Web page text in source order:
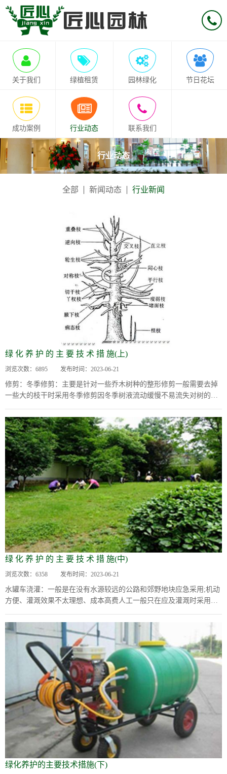
关于我们 绿植租赁 园林绿化 节日花坛
成功案例 行业动态 联系我们
行业动态
全部 新闻动态 行业新闻
绿 化 养 护 的 主 要 技 术 措 施(上)
浏览次数： 6895 发布时间： 2023-06-21
修剪：冬季修剪：主要是针对一些乔木树种的整形修剪一般需要去掉
一些大的枝干时采用冬季修剪因冬季树液流动缓慢不易流失对树的长
绿 化 养 护 的 主 要 技 术 措 施(中)
浏览次数： 6358 发布时间： 2023-06-21
水罐车浇灌：一般是在没有水源较远的公路和郊野地块应急采用;机动
方便、灌溉效果不太理想、成本高费人工一般只在应及灌溉时采用。
绿化养护的主要技术措施(下)